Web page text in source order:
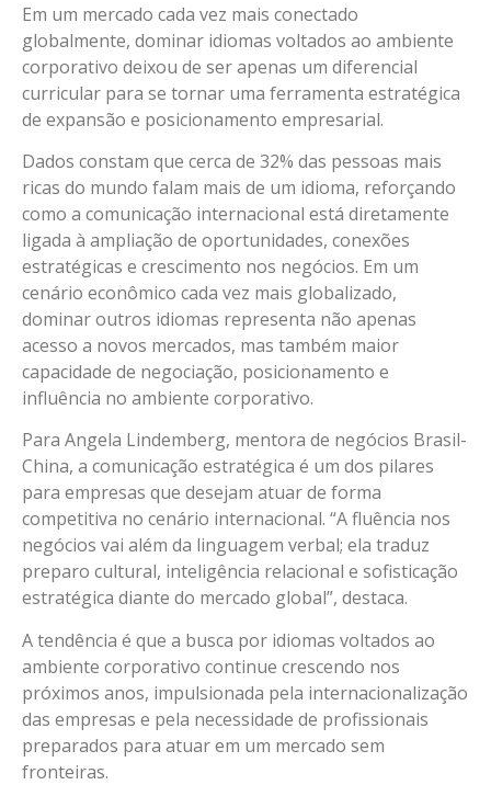
Em um mercado cada vez mais conectado
globalmente, dominar idiomas voltados ao ambiente
corporativo deixou de ser apenas um diferencial
curricular para se tornar uma ferramenta estratégica
de expansão e posicionamento empresarial.
Dados constam que cerca de 32% das pessoas mais
ricas do mundo falam mais de um idioma, reforçando
como a comunicação internacional está diretamente
ligada à ampliação de oportunidades, conexões
estratégicas e crescimento nos negócios. Em um
cenário econômico cada vez mais globalizado,
dominar outros idiomas representa não apenas
acesso a novos mercados, mas também maior
capacidade de negociação, posicionamento e
influência no ambiente corporativo.
Para Angela Lindemberg, mentora de negócios Brasil-
China, a comunicação estratégica é um dos pilares
para empresas que desejam atuar de forma
competitiva no cenário internacional. “A fluência nos
negócios vai além da linguagem verbal; ela traduz
preparo cultural, inteligência relacional e sofisticação
estratégica diante do mercado global”, destaca.
A tendência é que a busca por idiomas voltados ao
ambiente corporativo continue crescendo nos
próximos anos, impulsionada pela internacionalização
das empresas e pela necessidade de profissionais
preparados para atuar em um mercado sem
fronteiras.